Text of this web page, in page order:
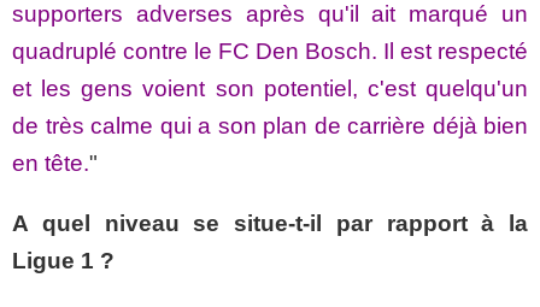
supporters adverses après qu'il ait marqué un
quadruplé contre le FC Den Bosch. Il est respecté
et les gens voient son potentiel, c'est quelqu'un
de très calme qui a son plan de carrière déjà bien
en tête."
A quel niveau se situe-t-il par rapport à la
Ligue 1 ?